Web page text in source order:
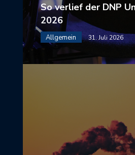
So verlief der DNP
2026
Allgemein 31. Juli 2026